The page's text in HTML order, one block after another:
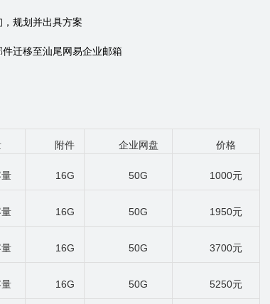
规划并出具方案
迁移至汕尾网易企业邮箱
附件 企业网盘 价格
16G 50G 1000元
16G 50G 1950元
16G 50G 3700元
16G 50G 5250元